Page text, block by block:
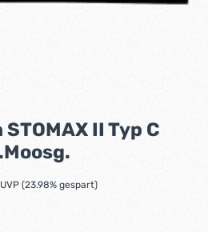
II Typ C
Preis:
UVP (23.98% gespart)